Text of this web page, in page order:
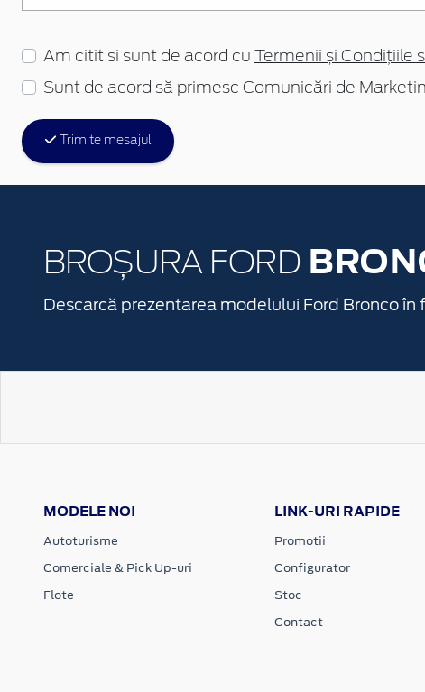
Am citit si sunt de acord cu Termenii și Condițiile
Sunt de acord să primesc Comunicări de
Trimite mesajul
BROȘURA FORD
Descarcă prezentarea modelului Ford Bronco în
MODELE NOI
Autoturisme
Comerciale & Pick Up-uri
Flote
LINK-URI RAPIDE
Promotii
Configurator
Stoc
Contact